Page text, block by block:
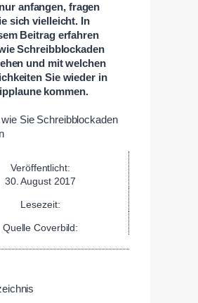
anfangen, fragen
sich vielleicht. In
Beitrag erfahren
Schreibblockaden
und mit welchen
Sie wieder in
kommen.
Veröffentlicht:
30. August 2017
Lesezeit:
Quelle Coverbild: